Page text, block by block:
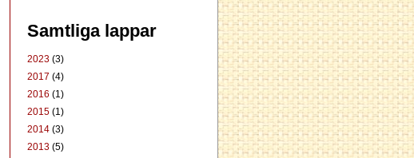
Samtliga lappar
2023 (3)
2017 (4)
2016 (1)
2015 (1)
2014 (3)
2013 (5)